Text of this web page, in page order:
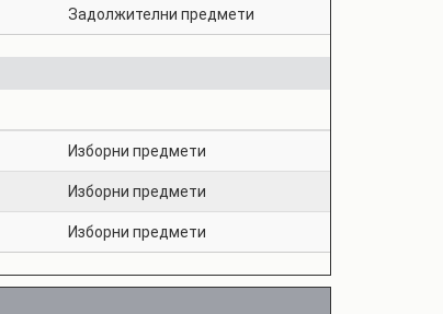
Задолжителни предмети
Изборни предмети
Изборни предмети
Изборни предмети